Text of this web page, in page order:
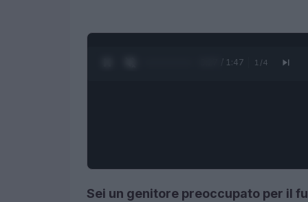
0:28 / 1:47 1 /4
Sei un genitore preoccupato per il